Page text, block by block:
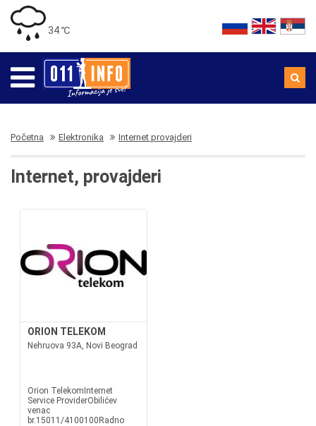
34 ℃
Početna Elektronika Internet provajderi
Internet, provajderi
ORION TELEKOM
Nehruova 93A, Novi Beograd
Orion TelekomInternet
Service ProviderObilićev
venac
br.15011/4100100Radno